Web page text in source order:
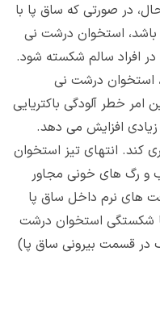
در صورتی که ساق پا با
استخوان درشت نی
افراد سالم شکسته شود.
استخوان درشت نی
امر خطر آلودگی باکتریایی
افزایش می دهد.
کند. انتهای تیز استخوان
و رگ های خونی مجاور
های نرم داخل ساق پا
بیماران با شکستگی استخوان درشت
در قسمت بیرونی ساق پا)